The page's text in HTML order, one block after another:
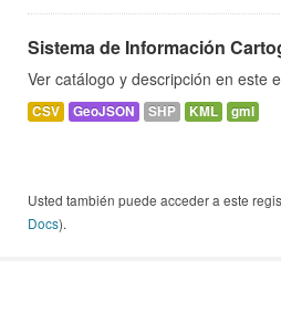
Sistema de Información
Ver catálogo y descripción en este
CSV GeoJSON SHP KML gml
Usted también puede acceder a este
Docs).